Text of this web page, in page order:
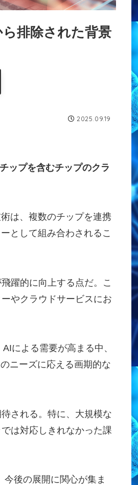
排除された背景
2025.09.19
ップを含むチップのクラ
は、複数のチップを連携
として組み合わされるこ
躍的に向上する点だ。こ
やクラウドサービスにお
による需要が高まる中、
ニーズに応える画期的な
される。特に、大規模な
は対応しきれなかった課
後の展開に関心が集ま